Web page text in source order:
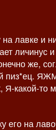
лавке и
личинус
же,
пиз*ец.
Я-какой-то
его на